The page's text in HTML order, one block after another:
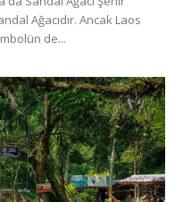
Ağacıdır. Ancak Laos
de...